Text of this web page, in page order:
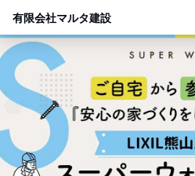
有限会社マルタ建設